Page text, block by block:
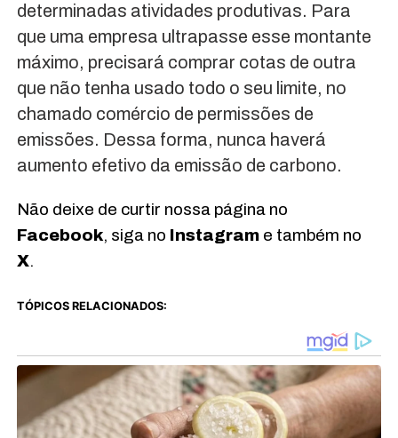
determinadas atividades produtivas. Para
que uma empresa ultrapasse esse montante
máximo, precisará comprar cotas de outra
que não tenha usado todo o seu limite, no
chamado comércio de permissões de
emissões. Dessa forma, nunca haverá
aumento efetivo da emissão de carbono.
Não deixe de curtir nossa página no
Facebook, siga no Instagrame também no
X.
TÓPICOS RELACIONADOS: